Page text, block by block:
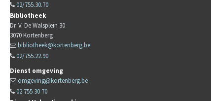
02/755.30.70
Bibliotheek
Dr. V. De Walsplein 30
3070Kortenberg
bibliotheek@kortenberg.be
02/755.22.90
Dienst omgeving
omgeving@kortenberg.be
02 755 30 70